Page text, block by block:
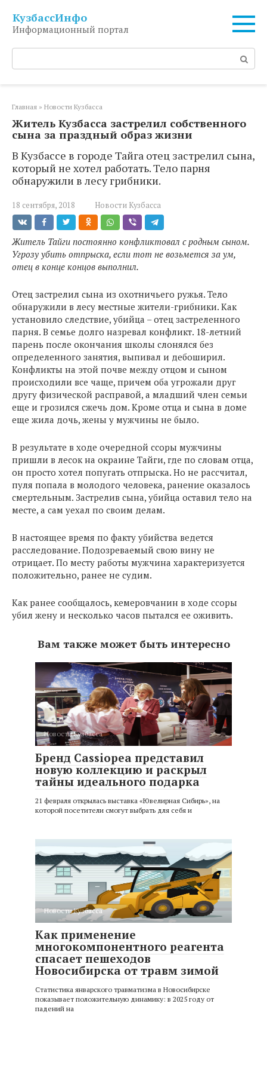
контенту
КузбассИнфо
Информационный портал
Поиск:
Главная » Новости Кузбасса
Житель Кузбасса застрелил собственного
сына за праздный образ жизни
В Кузбассе в городе Тайга отец застрелил сына,
который не хотел работать. Тело парня
обнаружили в лесу грибники.
18 сентября, 2018 Новости Кузбасса
Житель Тайги постоянно конфликтовал с родным сыном.
Угрозу убить отпрыска, если тот не возьмется за ум,
отец в конце концов выполнил.
Отец застрелил сына из охотничьего ружья. Тело
обнаружили в лесу местные жители-грибники. Как
установило следствие, убийца – отец застреленного
парня. В семье долго назревал конфликт. 18-летний
парень после окончания школы слонялся без
определенного занятия, выпивал и дебоширил.
Конфликты на этой почве между отцом и сыном
происходили все чаще, причем оба угрожали друг
другу физической расправой, а младший член семьи
еще и грозился сжечь дом. Кроме отца и сына в доме
еще жила дочь, жены у мужчины не было.
В результате в ходе очередной ссоры мужчины
пришли в лесок на окраине Тайги, где по словам отца,
он просто хотел попугать отпрыска. Но не рассчитал,
пуля попала в молодого человека, ранение оказалось
смертельным. Застрелив сына, убийца оставил тело на
месте, а сам уехал по своим делам.
В настоящее время по факту убийства ведется
расследование. Подозреваемый свою вину не
отрицает. По месту работы мужчина характеризуется
положительно, ранее не судим.
Как ранее сообщалось, кемеровчанин в ходе ссоры
убил жену и несколько часов пытался ее оживить.
Вам также может быть интересно
Новости Кузбасса
Бренд Cassiopea представил
новую коллекцию и раскрыл
тайны идеального подарка
21 февраля открылась выставка «Ювелирная Сибирь», на
которой посетители смогут выбрать для себя и
Новости Кузбасса
Как применение
многокомпонентного реагента
спасает пешеходов
Новосибирска от травм зимой
Статистика январского травматизма в Новосибирске
показывает положительную динамику: в 2025 году от
падений на